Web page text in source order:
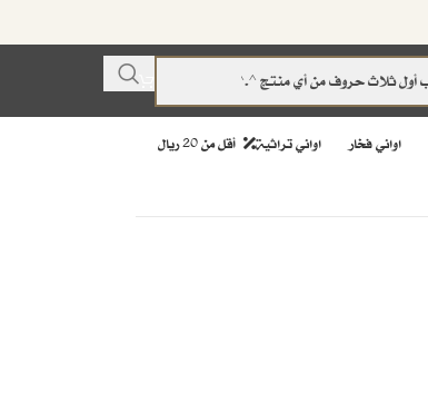
اواني فخار اواني تراثية أقل من 20 ريال